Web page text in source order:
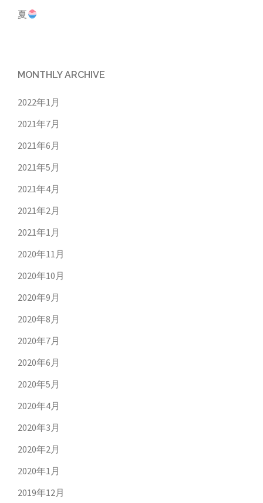
夏
MONTHLY ARCHIVE
2022年1月
2021年7月
2021年6月
2021年5月
2021年4月
2021年2月
2021年1月
2020年11月
2020年10月
2020年9月
2020年8月
2020年7月
2020年6月
2020年5月
2020年4月
2020年3月
2020年2月
2020年1月
2019年12月